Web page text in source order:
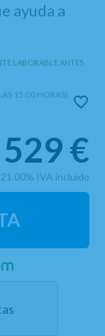
ayuda a
LABORABLE ANTES
15:00 HORAS)
529€
21.00% IVA incluido